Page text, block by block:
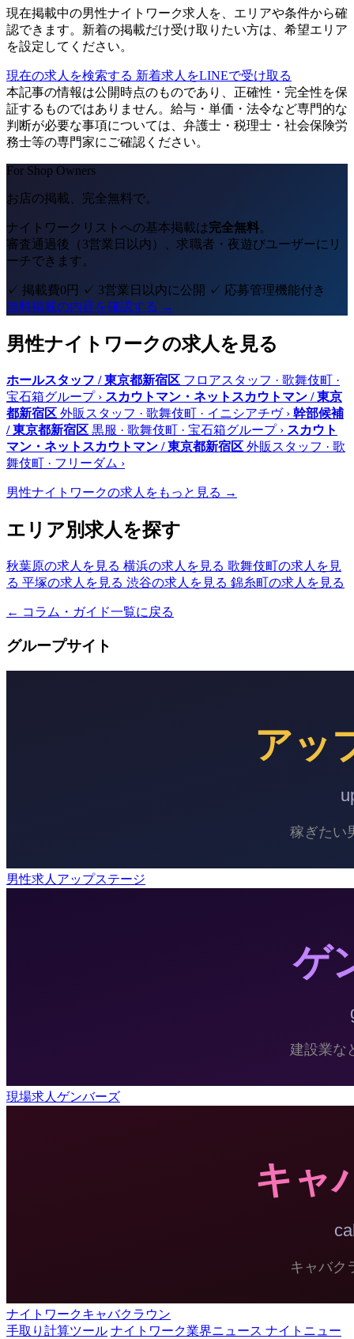
現在掲載中の男性ナイトワーク求人を、エリアや条件から確
認できます。新着の掲載だけ受け取りたい方は、希望エリア
を設定してください。
現在の求人を検索する 新着求人をLINEで受け取る
本記事の情報は公開時点のものであり、正確性・完全性を保
証するものではありません。給与・単価・法令など専門的な
判断が必要な事項については、弁護士・税理士・社会保険労
務士等の専門家にご確認ください。
For Shop Owners
お店の掲載、完全無料で。
ナイトワークリストへの基本掲載は完全無料。
審査通過後（3営業日以内）、求職者・夜遊びユーザーにリ
ーチできます。
✓ 掲載費0円 ✓ 3営業日以内に公開 ✓ 応募管理機能付き
無料掲載の内容を確認する →
男性ナイトワークの求人を見る
ホールスタッフ / 東京都新宿区 フロアスタッフ · 歌舞伎町 ·
宝石箱グループ › スカウトマン・ネットスカウトマン / 東京
都新宿区 外販スタッフ · 歌舞伎町 · イニシアチヴ › 幹部候補
/ 東京都新宿区 黒服 · 歌舞伎町 · 宝石箱グループ › スカウト
マン・ネットスカウトマン / 東京都新宿区 外販スタッフ · 歌
舞伎町 · フリーダム ›
男性ナイトワークの求人をもっと見る →
エリア別求人を探す
秋葉原の求人を見る 横浜の求人を見る 歌舞伎町の求人を見
る 平塚の求人を見る 渋谷の求人を見る 錦糸町の求人を見る
← コラム・ガイド一覧に戻る
グループサイト
男性求人アップステージ
現場求人ゲンバーズ
ナイトワークキャバクラウン
手取り計算ツール ナイトワーク業界ニュース ナイトニュー